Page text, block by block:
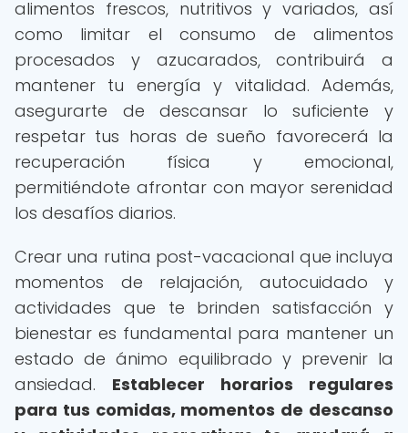
alimentos frescos, nutritivos y variados, así
como limitar el consumo de alimentos
procesados y azucarados, contribuirá a
mantener tu energía y vitalidad. Además,
asegurarte de descansar lo suficiente y
respetar tus horas de sueño favorecerá la
recuperación física y emocional,
permitiéndote afrontar con mayor serenidad
los desafíos diarios.
Crear una rutina post-vacacional que incluya
momentos de relajación, autocuidado y
actividades que te brinden satisfacción y
bienestar es fundamental para mantener un
estado de ánimo equilibrado y prevenir la
ansiedad. Establecer horarios regulares
para tus comidas, momentos de descanso